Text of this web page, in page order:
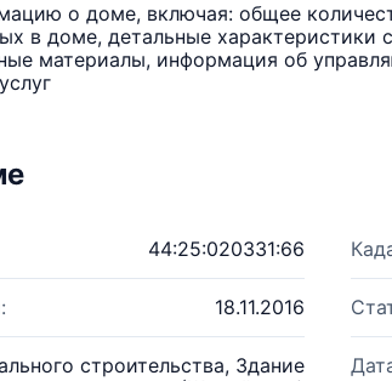
о доме, включая: общее
в доме, детальные характеристики
материалы, информация об
44:25:020331:66
18.11.2016
строительства, Здание